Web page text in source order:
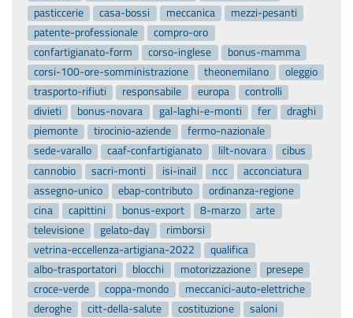
pasticcerie
casa-bossi meccanica
mezzi-pesanti
patente-professionale
compro-oro
confartigianato-form
corso-inglese
bonus-mamma
corsi-100-ore-somministrazione
theonemilano
oleggio
trasporto-rifiuti
responsabile europa
controlli
divieti
bonus-novara gal-laghi-e-monti fer
draghi
piemonte
tirocinio-aziende
fermo-nazionale
sede-varallo
caaf-confartigianato lilt-novara
cibus
cannobio
sacri-monti isi-inail ncc
acconciatura
assegno-unico
ebap-contributo
ordinanza-regione
cina
capittini bonus-export 8-marzo
arte
televisione
gelato-day
rimborsi
vetrina-eccellenza-artigiana-2022
qualifica
albo-trasportatori
blocchi motorizzazione
presepe
croce-verde
coppa-mondo
meccanici-auto-elettriche
deroghe
citt-della-salute costituzione
saloni